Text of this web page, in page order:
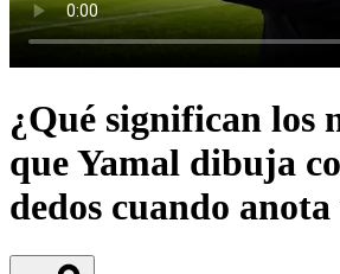
¿Qué significan los
que Yamal dibuja
dedos cuando